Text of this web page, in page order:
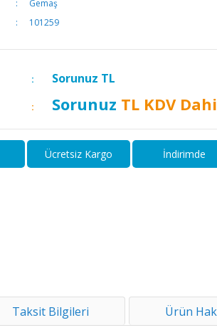
Gemaş
101259
Sorunuz TL
Sorunuz TL KDV
Ücretsiz Kargo İndirimde
Taksit Bilgileri Ürün